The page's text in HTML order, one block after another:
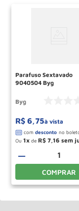
Parafuso Sextavado
9040504 Byg
Byg
R$ 6,75à vista
Ou 1 de R$ 7 16
－
COMPRAR